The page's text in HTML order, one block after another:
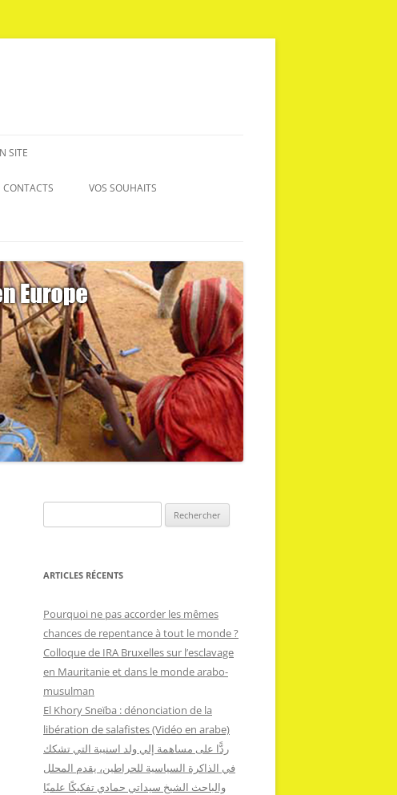
SITE
CONTACTS VOS SOUHAITS
e
h
r
h
:
ARTICLES RÉCENTS
Pourquoi ne pas accorder les mêmes
chances de repentance à tout le monde ?
Colloque de IRA Bruxelles sur l’esclavage
en Mauritanie et dans le monde arabo-
musulman
El Khory Sneïba : dénonciation de la
libération de salafistes (Vidéo en arabe)
ردًّا على مساهمة إلي ولد اسنيبة التي تشكك
في الذاكرة السياسية للحراطين، يقدم المحلل
والباحث الشيخ سيداتي حمادي تفكيكًا علميًا